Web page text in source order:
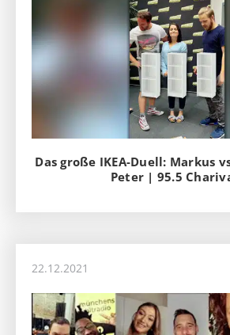
Das große IKEA-Duell: Markus
Peter | 95.5
22.12.2021